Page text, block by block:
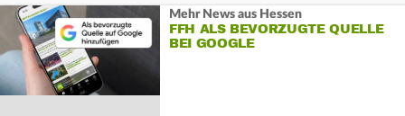
Mehr News aus Hessen
FFH ALS BEVORZUGTE QUELLE
BEI GOOGLE